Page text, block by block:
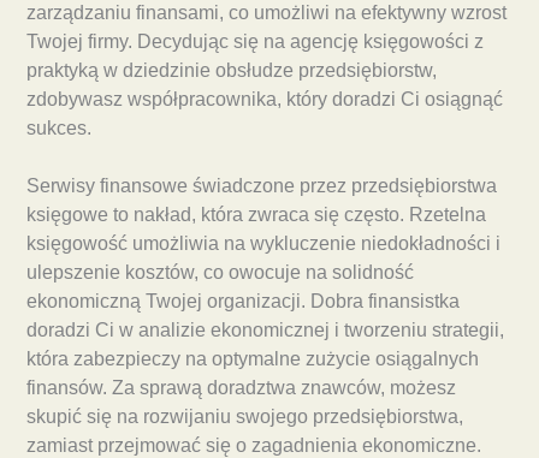
zarządzaniu finansami, co umożliwi na efektywny wzrost
Twojej firmy. Decydując się na agencję księgowości z
praktyką w dziedzinie obsłudze przedsiębiorstw,
zdobywasz współpracownika, który doradzi Ci osiągnąć
sukces.
Serwisy finansowe świadczone przez przedsiębiorstwa
księgowe to nakład, która zwraca się często. Rzetelna
księgowość umożliwia na wykluczenie niedokładności i
ulepszenie kosztów, co owocuje na solidność
ekonomiczną Twojej organizacji. Dobra finansistka
doradzi Ci w analizie ekonomicznej i tworzeniu strategii,
która zabezpieczy na optymalne zużycie osiągalnych
finansów. Za sprawą doradztwa znawców, możesz
skupić się na rozwijaniu swojego przedsiębiorstwa,
zamiast przejmować się o zagadnienia ekonomiczne.